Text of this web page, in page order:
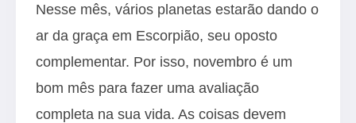
Nesse mês, vários planetas estarão dando o
ar da graça em Escorpião, seu oposto
complementar. Por isso, novembro é um
bom mês para fazer uma avaliação
completa na sua vida. As coisas devem